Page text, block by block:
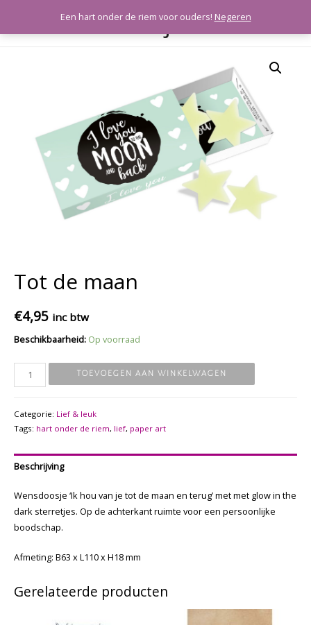
Een hart onder de riem voor ouders! Negeren
Meeleefkaartjes
Tot de maan
€4,95 inc btw
Beschikbaarheid: Op voorraad
de
aantal
TOEVOEGEN AAN WINKELWAGEN
Categorie: Lief & leuk
Tags: hart onder de riem, lief, paper art
Beschrijving
Wensdoosje ‘Ik hou van je tot de maan en terug’ met met glow in the
dark sterretjes. Op de achterkant ruimte voor een persoonlijke
boodschap.
Afmeting: B63 x L110 x H18 mm
Gerelateerde producten